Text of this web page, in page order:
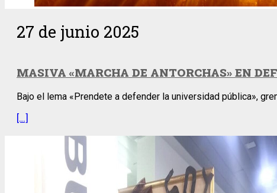
27 de junio 2025
MASIVA «MARCHA DE ANTORCHAS» EN
Bajo el lema «Prendete a defender la universidad pública»,
[…]